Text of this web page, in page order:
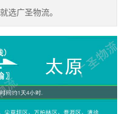
选广圣物流。